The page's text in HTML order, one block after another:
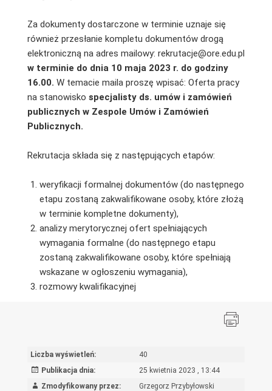
Za dokumenty dostarczone w terminie uznaje się
również przesłanie kompletu dokumentów drogą
elektroniczną na adres mailowy: rekrutacje@ore.edu.pl
w terminie do dnia 10 maja 2023 r. do godziny
16.00. W temacie maila proszę wpisać: Oferta pracy
na stanowisko specjalisty ds. umów i zamówień
publicznych w Zespole Umów i Zamówień
Publicznych.
Rekrutacja składa się z następujących etapów:
weryfikacji formalnej dokumentów (do następnego
etapu zostaną zakwalifikowane osoby, które złożą
w terminie kompletne dokumenty),
analizy merytorycznej ofert spełniających
wymagania formalne (do następnego etapu
zostaną zakwalifikowane osoby, które spełniają
wskazane w ogłoszeniu wymagania),
rozmowy kwalifikacyjnej
Liczba wyświetleń:
40
Publikacja dnia:
25 kwietnia 2023 , 13:44
Zmodyfikowany przez:
Grzegorz Przybyłowski